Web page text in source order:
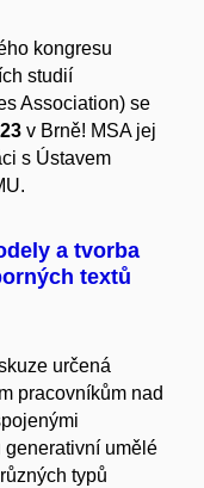
kongresu
studií
Association) se
v Brně! MSA jej
s Ústavem
a tvorba
textů
určená
pracovníkům nad
generativní umělé
typů